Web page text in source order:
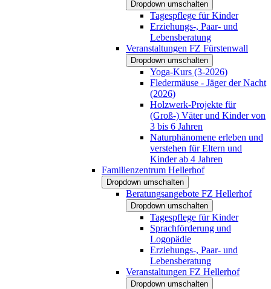
Dropdown umschalten
Tagespflege für Kinder
Erziehungs-, Paar- und
Lebensberatung
Veranstaltungen FZ Fürstenwall
Dropdown umschalten
Yoga-Kurs (3-2026)
Fledermäuse - Jäger der Nacht
(2026)
Holzwerk-Projekte für
(Groß-) Väter und Kinder von
3 bis 6 Jahren
Naturphänomene erleben und
verstehen für Eltern und
Kinder ab 4 Jahren
Familienzentrum Hellerhof
Dropdown umschalten
Beratungsangebote FZ Hellerhof
Dropdown umschalten
Tagespflege für Kinder
Sprachförderung und
Logopädie
Erziehungs-, Paar- und
Lebensberatung
Veranstaltungen FZ Hellerhof
Dropdown umschalten